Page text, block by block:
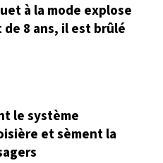
à la mode explose
8 ans, il est brûlé
le système
et sèment la